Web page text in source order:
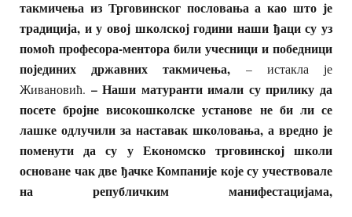
такмичења из Трговинског пословања а као што је
традиција, и у овој школској години наши ђаци су уз
помоћ професора-ментора били учесници и победници
појединих државних такмичења, – истакла је
Живановић. – Наши матуранти имали су прилику да
посете бројне високошколске установе не би ли се
лашке одлучили за наставак школовања, а вредно је
поменути да су у Економско трговинској школи
основане чак две ђачке Компаније које су учествовале
на републичким манифестацијама,